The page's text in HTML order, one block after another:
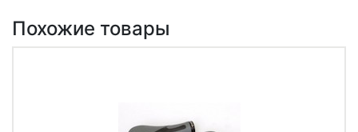
Похожие товары